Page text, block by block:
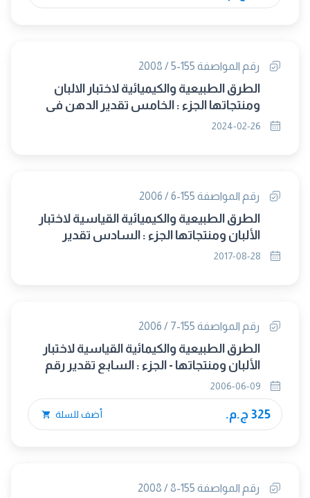
رقم المواصفة 155-5 / 2008
الطرق الطبيعية والكيميائية لاختبار الالبان
ومنتجاتها الجزء : الخامس تقدير الدهن فى
الجبن و الجبن المطبوخ ومنتجاتها بالطريقة
رقم المواصفة 155-6 / 2006
الطرق الطبيعية والكيميائية القياسية لاختبار
الألبان ومنتجاتها الجزء : السادس تقدير
معامل عدم الذوبان في اللبن المجفف
رقم المواصفة 155-7 / 2006
الطرق الطبيعية والكيمائية القياسية لاختبار
الألبان ومنتجاتها - الجزء : السابع تقدير رقم
البيروكسيد فى دهن اللبن
325 ج.م. أضف للسلة
رقم المواصفة 155-8 / 2008